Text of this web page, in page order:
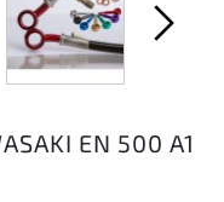
EN 500 A1